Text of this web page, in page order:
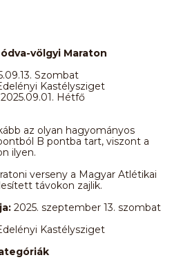
völgyi Maraton
Szombat
Kastélysziget
2025.09.01. Hétfő
az olyan hagyományos
B pontba tart, viszont a
ilyen.
verseny a Magyar Atlétikai
távokon zajlik.
2025. szeptember 13. szombat
Kastélysziget